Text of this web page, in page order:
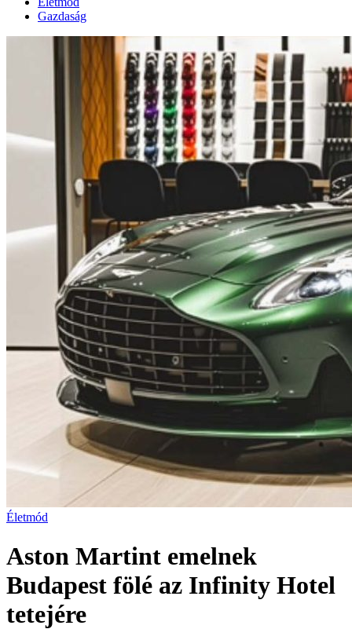
Gazdaság
Életmód
Aston Martint emelnek
Budapest fölé az Infinity Hotel
tetejére